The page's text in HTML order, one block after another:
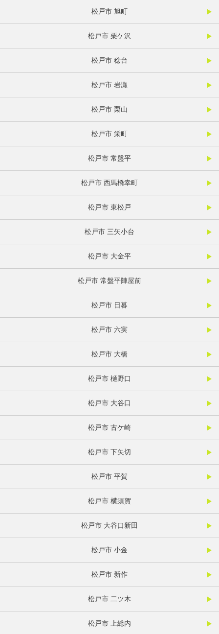
松戸市 旭町
松戸市 栗ケ沢
松戸市 稔台
松戸市 岩瀬
松戸市 栗山
松戸市 栄町
松戸市 常盤平
松戸市 西馬橋幸町
松戸市 東松戸
松戸市 三矢小台
松戸市 大金平
松戸市 常盤平陣屋前
松戸市 日暮
松戸市 六実
松戸市 大橋
松戸市 樋野口
松戸市 大谷口
松戸市 古ケ崎
松戸市 下矢切
松戸市 平賀
松戸市 横須賀
松戸市 大谷口新田
松戸市 小金
松戸市 新作
松戸市 二ツ木
松戸市 上総内